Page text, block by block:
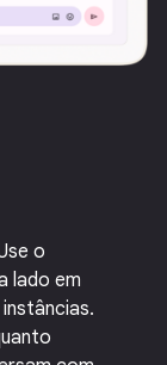
o
lado em